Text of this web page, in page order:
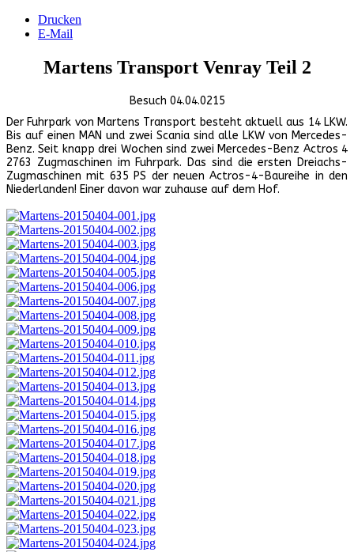
Drucken
E-Mail
Martens Transport Venray Teil 2
Besuch 04.04.0215
Der Fuhrpark von Martens Transport besteht aktuell aus 14 LKW.
Bis auf einen MAN und zwei Scania sind alle LKW von Mercedes-
Benz. Seit knapp drei Wochen sind zwei Mercedes-Benz Actros 4
2763 Zugmaschinen im Fuhrpark. Das sind die ersten Dreiachs-
Zugmaschinen mit 635 PS der neuen Actros-4-Baureihe in den
Niederlanden! Einer davon war zuhause auf dem Hof.